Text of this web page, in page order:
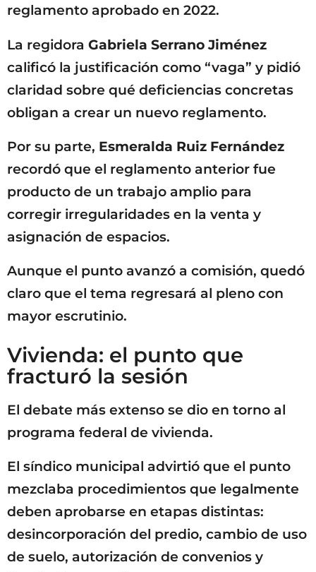
reglamento aprobado en 2022.
La regidora Gabriela Serrano Jiménez
calificó la justificación como “vaga” y pidió
claridad sobre qué deficiencias concretas
obligan a crear un nuevo reglamento.
Por su parte, Esmeralda Ruiz Fernández
recordó que el reglamento anterior fue
producto de un trabajo amplio para
corregir irregularidades en la venta y
asignación de espacios.
Aunque el punto avanzó a comisión, quedó
claro que el tema regresará al pleno con
mayor escrutinio.
Vivienda: el punto que
fracturó la sesión
El debate más extenso se dio en torno al
programa federal de vivienda.
El síndico municipal advirtió que el punto
mezclaba procedimientos que legalmente
deben aprobarse en etapas distintas:
desincorporación del predio, cambio de uso
de suelo, autorización de convenios y